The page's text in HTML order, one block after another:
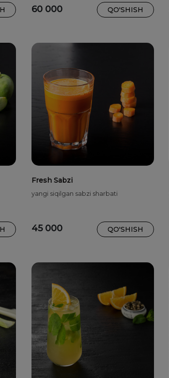
60 000 QO'SHISH
Fresh Sabzi
yangi siqilgan sabzi sharbati
45 000 QO'SHISH